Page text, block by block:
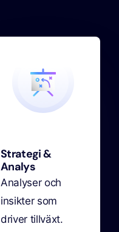
Strategi &
Analys
Analyser och
insikter som
driver tillväxt.